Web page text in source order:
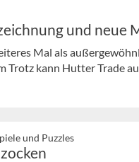
und neue
Mal als
Trotz kann Hutter Trade
und Puzzles